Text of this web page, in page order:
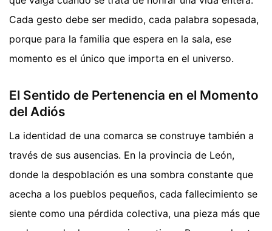
Cada gesto debe ser medido, cada palabra sopesada,
porque para la familia que espera en la sala, ese
momento es el único que importa en el universo.
El Sentido de Pertenencia en el Momento
del Adiós
La identidad de una comarca se construye también a
través de sus ausencias. En la provincia de León,
donde la despoblación es una sombra constante que
acecha a los pueblos pequeños, cada fallecimiento se
siente como una pérdida colectiva, una pieza más que